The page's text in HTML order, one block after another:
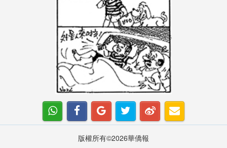
版權所有©2026華僑報